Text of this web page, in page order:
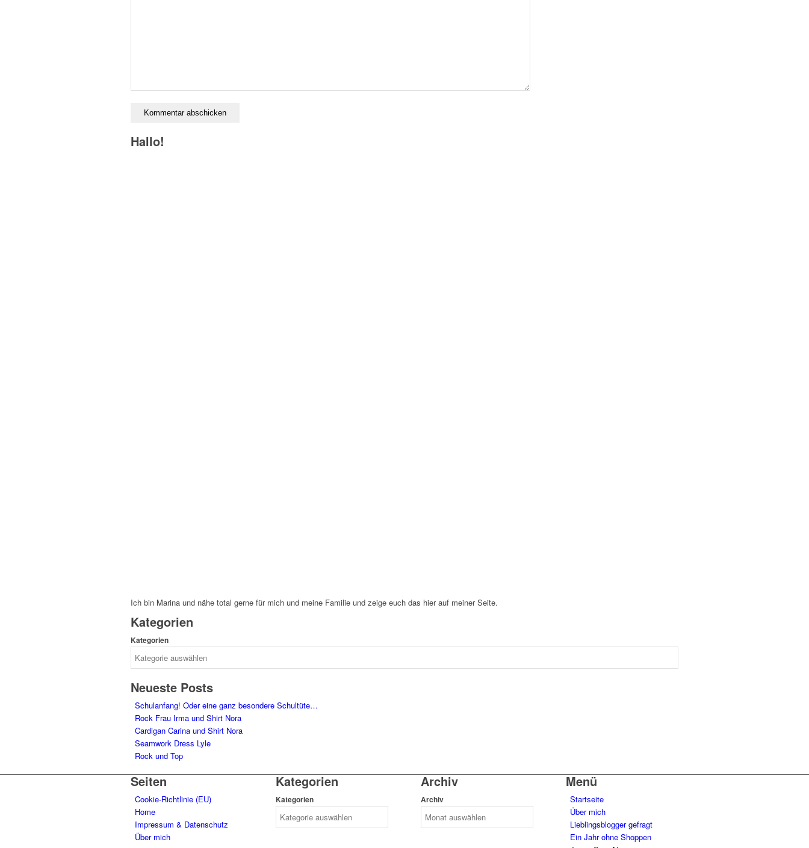
Hallo!
Ich bin Marina und nähe total gerne für mich und meine Familie und zeige euch das hier auf meiner Seite.
Kategorien
Kategorien
Neueste Posts
Schulanfang! Oder eine ganz besondere Schultüte…
Rock Frau Irma und Shirt Nora
Cardigan Carina und Shirt Nora
Seamwork Dress Lyle
Rock und Top
Seiten
Cookie-Richtlinie (EU)
Home
Impressum & Datenschutz
Über mich
Kategorien
Kategorien
Archiv
Archiv
Menü
Startseite
Über mich
Lieblingsblogger gefragt
Ein Jahr ohne Shoppen